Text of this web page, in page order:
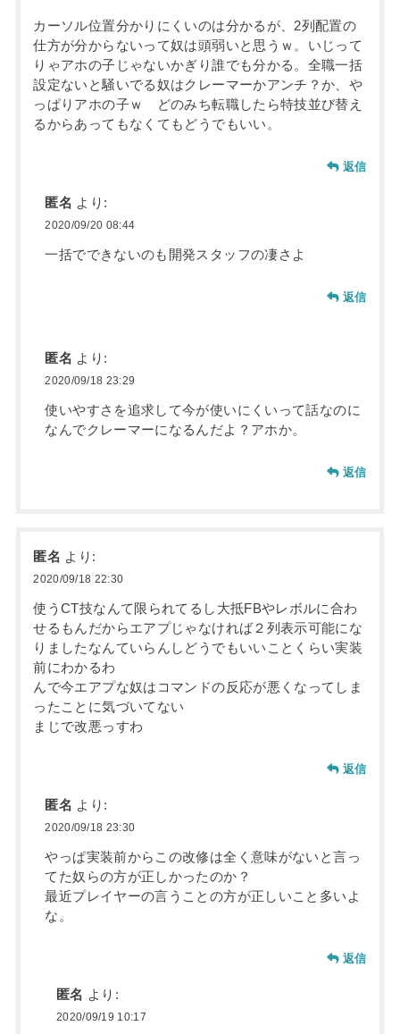
カーソル位置分かりにくいのは分かるが、2列配置の
仕方が分からないって奴は頭弱いと思うｗ。いじって
りゃアホの子じゃないかぎり誰でも分かる。全職一括
設定ないと騒いでる奴はクレーマーかアンチ？か、や
っぱりアホの子ｗ どのみち転職したら特技並び替え
るからあってもなくてもどうでもいい。
返信
匿名 より:
2020/09/20 08:44
一括でできないのも開発スタッフの凄さよ
返信
匿名 より:
2020/09/18 23:29
使いやすさを追求して今が使いにくいって話なのに
なんでクレーマーになるんだよ？アホか。
返信
匿名 より:
2020/09/18 22:30
使うCT技なんて限られてるし大抵FBやレボルに合わ
せるもんだからエアプじゃなければ２列表示可能にな
りましたなんていらんしどうでもいいことくらい実装
前にわかるわ
んで今エアプな奴はコマンドの反応が悪くなってしま
ったことに気づいてない
まじで改悪っすわ
返信
匿名 より:
2020/09/18 23:30
やっぱ実装前からこの改修は全く意味がないと言っ
てた奴らの方が正しかったのか？
最近プレイヤーの言うことの方が正しいこと多いよ
な。
返信
匿名 より:
2020/09/19 10:17